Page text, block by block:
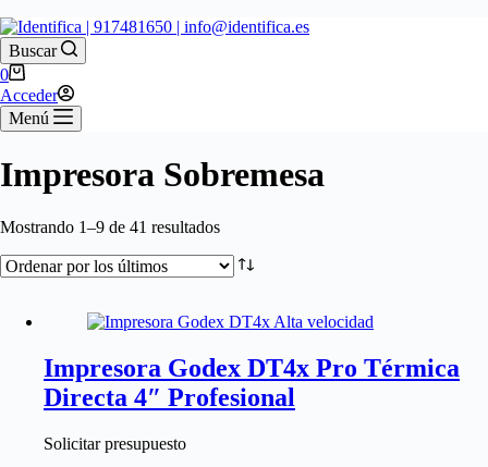
Buscar
0
Acceder
Menú
Impresora Sobremesa
Mostrando 1–9 de 41 resultados
Impresora Godex DT4x Pro Térmica
Directa 4″ Profesional
Solicitar presupuesto